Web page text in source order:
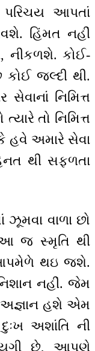
આપતાં
હિંમત નહીં
નીકળશે. કોઈ-
જલ્દી થી.
નિમિત્ત
તો નિમિત્ત
હવે અમારે સેવા
થી સફળતા
ઝૂમવા વાળા છો
જ સ્મૃતિ થી
થઇ જશે.
નહીં. જેમ
અજ્ઞાન હશે એમ
અશાંતિ ની
છે, આપણે